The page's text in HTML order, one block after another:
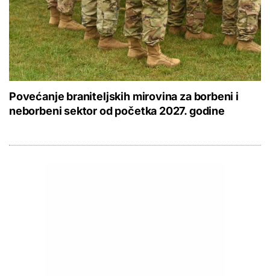
Povećanje braniteljskih mirovina za borbeni i
neborbeni sektor od početka 2027. godine